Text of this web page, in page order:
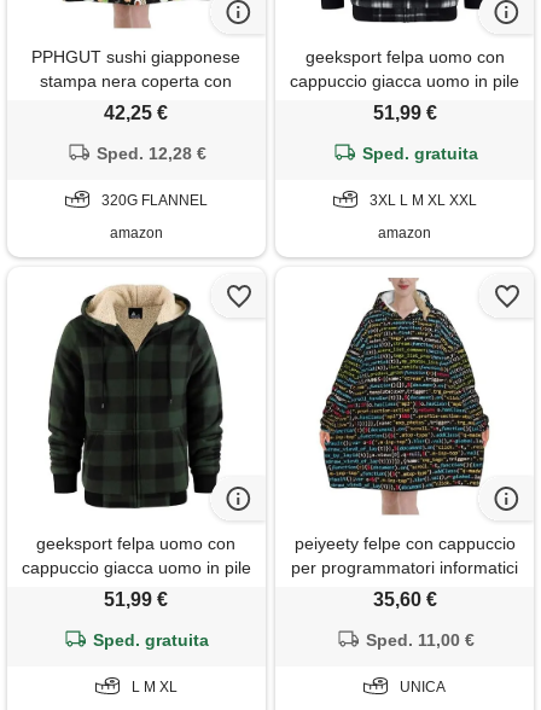
PPHGUT sushi giapponese
stampa nera coperta con
cappuccio oversize con
nero , 320g flannel
42,25 €
Sped. 12,28 €
320G FLANNEL
amazon
geeksport felpa uomo con
cappuccio giacca uomo in pile
felpa flanella a quadri caldo
boscaiolo con zip nero chiaro‌
51,99 €
Sped. gratuita
3XL L M XL XXL
amazon
geeksport felpa uomo con
cappuccio giacca uomo in pile
felpa flanella a quadri caldo
boscaiolo con zip verde bosco
51,99 €
Sped. gratuita
L M XL
peiyeety felpe con cappuccio
per programmatori informatici
per donne e uomini, coperte
indossabili per adulti, morbide
35,60 €
Sped. 11,00 €
UNICA